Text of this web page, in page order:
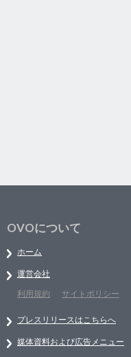
OVOについて
ホーム
運営会社
利用規約
サイトポリシー
プレスリリースはこちらへ
媒体資料および広告メニュー